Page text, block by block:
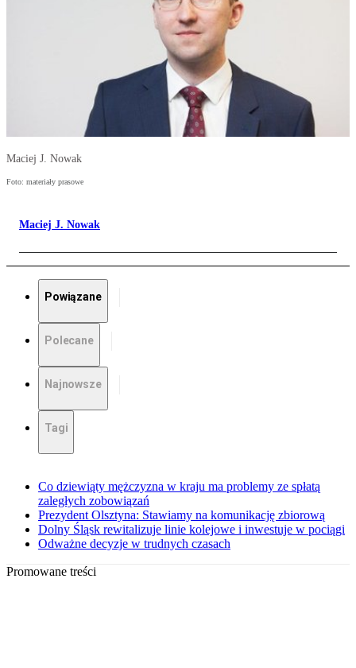
Maciej J. Nowak
Foto: materiały prasowe
Maciej J. Nowak
Powiązane
Polecane
Najnowsze
Tagi
Co dziewiąty mężczyzna w kraju ma problemy ze spłatą
zaległych zobowiązań
Prezydent Olsztyna: Stawiamy na komunikację zbiorową
Dolny Śląsk rewitalizuje linie kolejowe i inwestuje w pociągi
Odważne decyzje w trudnych czasach
Promowane treści